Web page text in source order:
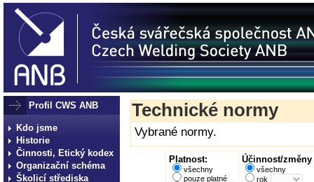
Profil CWS ANB
Kdo jsme
Historie
Činnosti, Etický kodex
Organizační schéma
Školicí střediska
Technické normy
Vybrané normy.
Platnost:
všechny
pouze platné
Účinnost/změny
všechny
rok